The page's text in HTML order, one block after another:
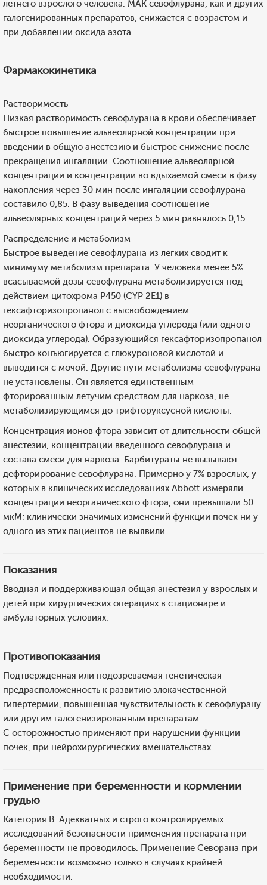
летнего взрослого человека. МАК севофлурана, как и других
галогенированных препаратов, снижается с возрастом и
при добавлении оксида азота.
Фармакокинетика
Растворимость
Низкая растворимость севофлурана в крови обеспечивает
быстрое повышение альвеолярной концентрации при
введении в общую анестезию и быстрое снижение после
прекращения ингаляции. Соотношение альвеолярной
концентрации и концентрации во вдыхаемой смеси в фазу
накопления через 30 мин после ингаляции севофлурана
составило 0,85. В фазу выведения соотношение
альвеолярных концентраций через 5 мин равнялось 0,15.
Распределение и метаболизм
Быстрое выведение севофлурана из легких сводит к
минимуму метаболизм препарата. У человека менее 5%
всасываемой дозы севофлурана метаболизируется под
действием цитохрома Р450 (CYP 2E1) в
гексафторизопропанол с высвобождением
неорганического фтора и диоксида углерода (или одного
диоксида углерода). Образующийся гексафторизопропанол
быстро конъюгируется с глюкуроновой кислотой и
выводится с мочой. Другие пути метаболизма севофлурана
не установлены. Он является единственным
фторированным летучим средством для наркоза, не
метаболизирующимся до трифторуксусной кислоты.
Концентрация ионов фтора зависит от длительности общей
анестезии, концентрации введенного севофлурана и
состава смеси для наркоза. Барбитураты не вызывают
дефторирование севофлурана. Примерно у 7% взрослых, у
которых в клинических исследованиях Abbott измеряли
концентрации неорганического фтора, они превышали 50
мкМ; клинически значимых изменений функции почек ни у
одного из этих пациентов не выявили.
Показания
Вводная и поддерживающая общая анестезия у взрослых и
детей при хирургических операциях в стационаре и
амбулаторных условиях.
Противопоказания
Подтвержденная или подозреваемая генетическая
предрасположенность к развитию злокачественной
гипертермии, повышенная чувствительность к севофлурану
или другим галогенизированным препаратам.
С осторожностью применяют при нарушении функции
почек, при нейрохирургических вмешательствах.
Применение при беременности и кормлении
грудью
Категория В. Адекватных и строго контролируемых
исследований безопасности применения препарата при
беременности не проводилось. Применение Севорана при
беременности возможно только в случаях крайней
необходимости.